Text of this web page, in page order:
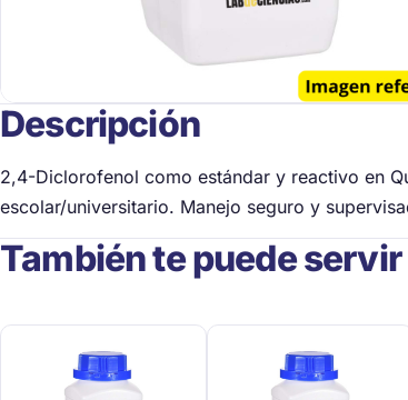
Descripción
2,4-Diclorofenol como estándar y reactivo en
escolar/universitario. Manejo seguro y
También te puede servir